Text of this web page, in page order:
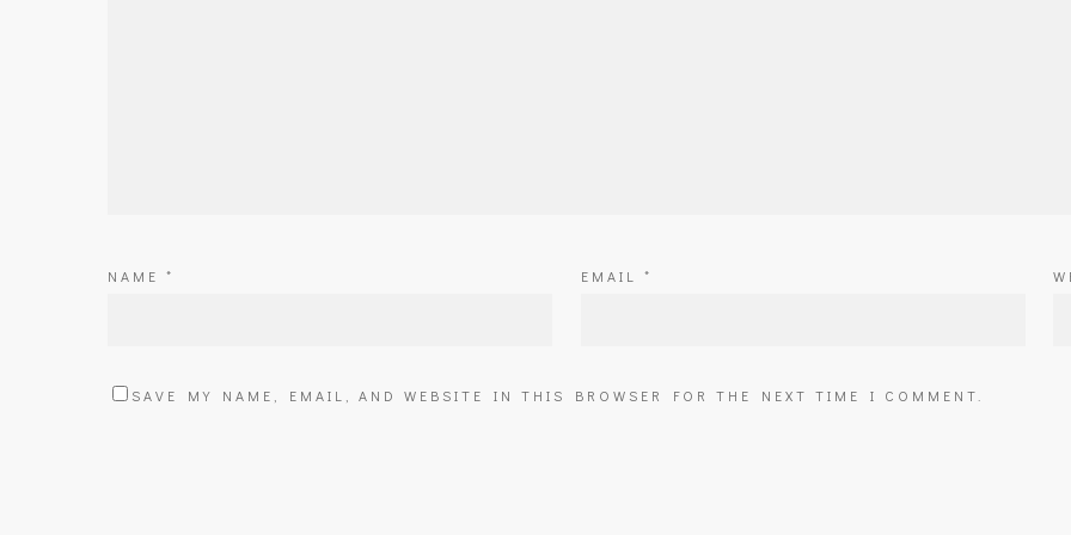
NAME * EMAIL *
SAVE MY NAME, EMAIL, AND WEBSITE IN THIS BROWSER FOR THE NEXT TIME I COMMENT.